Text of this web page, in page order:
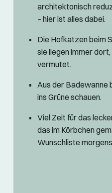
architektonisch
– hier ist alles dabei.
Die Hofkatzen beim
sie liegen immer
vermutet.
Aus der Badewanne
ins Grüne schauen.
Viel Zeit für das
das im Körbchen
Wunschliste